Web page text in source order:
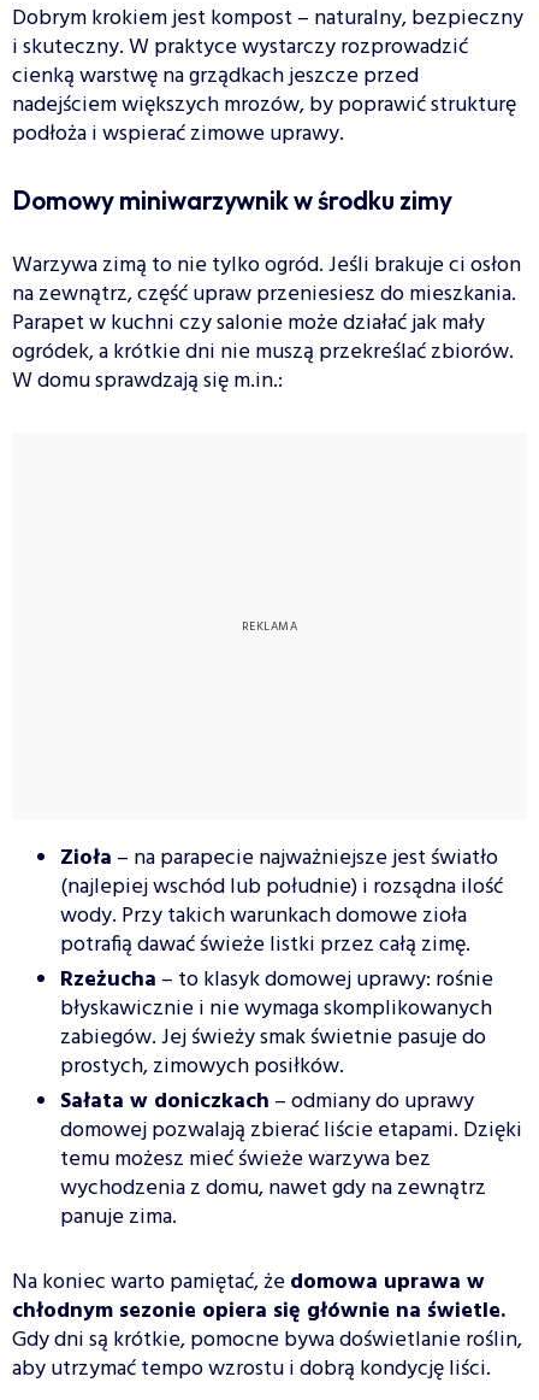
Dobrym krokiem jest kompost – naturalny, bezpieczny
i skuteczny. W praktyce wystarczy rozprowadzić
cienką warstwę na grządkach jeszcze przed
nadejściem większych mrozów, by poprawić strukturę
podłoża i wspierać zimowe uprawy.
Domowy miniwarzywnik w środku zimy
Warzywa zimą to nie tylko ogród. Jeśli brakuje ci osłon
na zewnątrz, część upraw przeniesiesz do mieszkania.
Parapet w kuchni czy salonie może działać jak mały
ogródek, a krótkie dni nie muszą przekreślać zbiorów.
W domu sprawdzają się m.in.:
Zioła – na parapecie najważniejsze jest światło
(najlepiej wschód lub południe) i rozsądna ilość
wody. Przy takich warunkach domowe zioła
potrafią dawać świeże listki przez całą zimę.
Rzeżucha – to klasyk domowej uprawy: rośnie
błyskawicznie i nie wymaga skomplikowanych
zabiegów. Jej świeży smak świetnie pasuje do
prostych, zimowych posiłków.
Sałata w doniczkach – odmiany do uprawy
domowej pozwalają zbierać liście etapami. Dzięki
temu możesz mieć świeże warzywa bez
wychodzenia z domu, nawet gdy na zewnątrz
panuje zima.
Na koniec warto pamiętać, żedomowa uprawa w
chłodnym sezonie opiera się głównie na świetle.
Gdy dni są krótkie, pomocne bywa doświetlanie roślin,
aby utrzymać tempo wzrostu i dobrą kondycję liści.